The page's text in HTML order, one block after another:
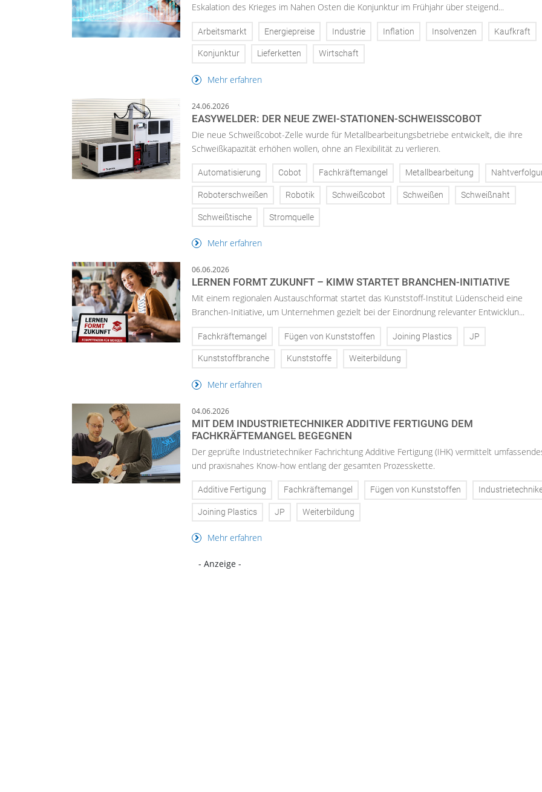
Eskalation des Krieges im Nahen Osten die Konjunktur im Frühjahr über steigend...
Arbeitsmarkt Energiepreise Industrie Inflation Insolvenzen Kaufkraft
Konjunktur Lieferketten Wirtschaft
Mehr erfahren
24.06.2026
EASYWELDER: DER NEUE ZWEI-STATIONEN-SCHWEISSCOBOT
Die neue Schweißcobot-Zelle wurde für Metallbearbeitungsbetriebe entwickelt, die ihre
Schweißkapazität erhöhen wollen, ohne an Flexibilität zu verlieren.
Automatisierung Cobot Fachkräftemangel Metallbearbeitung
Roboterschweißen Robotik Schweißcobot Schweißen Schweißnaht
Schweißtische Stromquelle
Mehr erfahren
06.06.2026
LERNEN FORMT ZUKUNFT – KIMW STARTET BRANCHEN-INITIATIVE
Mit einem regionalen Austauschformat startet das Kunststoff-Institut Lüdenscheid eine
Branchen-Initiative, um Unternehmen gezielt bei der Einordnung relevanter Entwicklun...
Fachkräftemangel Fügen von Kunststoffen Joining Plastics JP
Kunststoffbranche Kunststoffe Weiterbildung
Mehr erfahren
04.06.2026
MIT DEM INDUSTRIETECHNIKER ADDITIVE FERTIGUNG DEM
FACHKRÄFTEMANGEL BEGEGNEN
Der geprüfte Industrietechniker Fachrichtung Additive Fertigung (IHK) vermittelt
und praxisnahes Know-how entlang der gesamten Prozesskette.
Additive Fertigung Fachkräftemangel Fügen von Kunststoffen
Joining Plastics JP Weiterbildung
Mehr erfahren
- Anzeige -